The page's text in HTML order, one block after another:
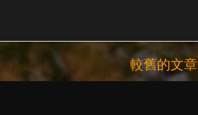
較舊的文章